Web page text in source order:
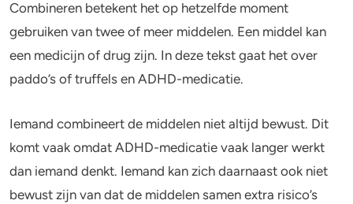
2C-B
Ketamine
LSD
Benzodiazepines
Trends & Cijfers
Check je gebruik
Combineren betekent het op hetzelfde moment
gebruiken van twee of meer middelen. Een middel kan
een medicijn of drug zijn. In deze tekst gaat het over
paddo’s of truffels en ADHD-medicatie.
Iemand combineert de middelen niet altijd bewust. Dit
komt vaak omdat ADHD-medicatie vaak langer werkt
dan iemand denkt. Iemand kan zich daarnaast ook niet
bewust zijn van dat de middelen samen extra risico’s